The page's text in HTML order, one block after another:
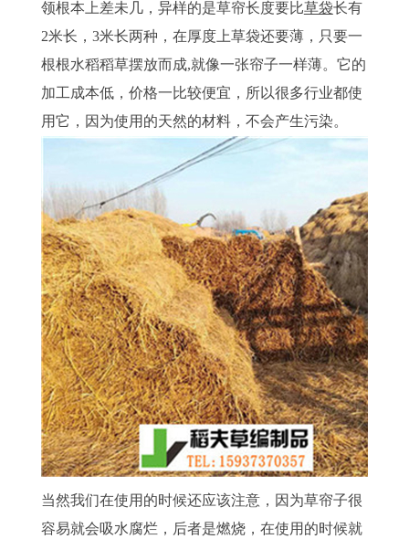
领根本上差未几，异样的是草帘长度要比草袋长有
2米长，3米长两种，在厚度上草袋还要薄，只要一
根根水稻稻草摆放而成,就像一张帘子一样薄。它的
加工成本低，价格一比较便宜，所以很多行业都使
用它，因为使用的天然的材料，不会产生污染。
当然我们在使用的时候还应该注意，因为草帘子很
容易就会吸水腐烂，后者是燃烧，在使用的时候就